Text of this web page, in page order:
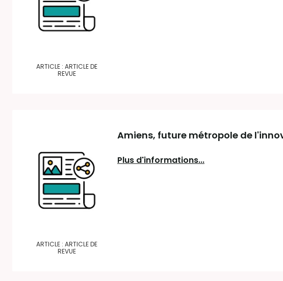
ARTICLE : ARTICLE DE
REVUE
ARTICLE : ARTICLE DE
REVUE
Amiens, future métropole de
Plus d'informations...